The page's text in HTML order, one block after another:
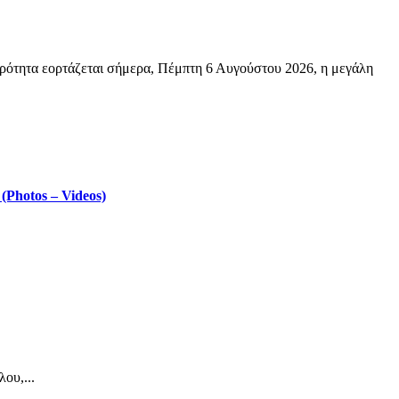
εορτάζεται σήμερα, Πέμπτη 6 Αυγούστου 2026, η μεγάλη
– Videos)